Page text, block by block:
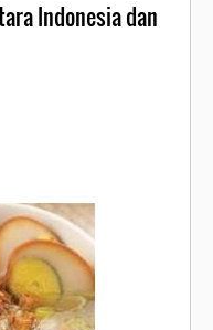
Indonesia dan